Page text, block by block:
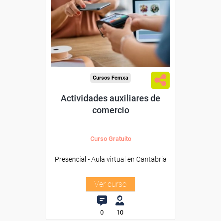
Para desempleados,
trabajadores y autónomos
de Cantabria.
Para todos los sectores.
Cursos Femxa
Actividades auxiliares de
comercio
Curso Gratuito
Presencial - Aula virtual en Cantabria
Ver curso
0 10